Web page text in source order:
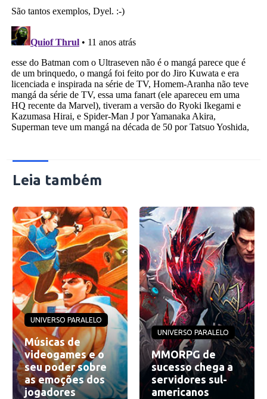
Leia também
UNIVERSO PARALELO
Músicas de
videogames e o
seu poder sobre
as emoções dos
jogadores
UNIVERSO PARALELO
MMORPG de
sucesso chega a
servidores sul-
americanos